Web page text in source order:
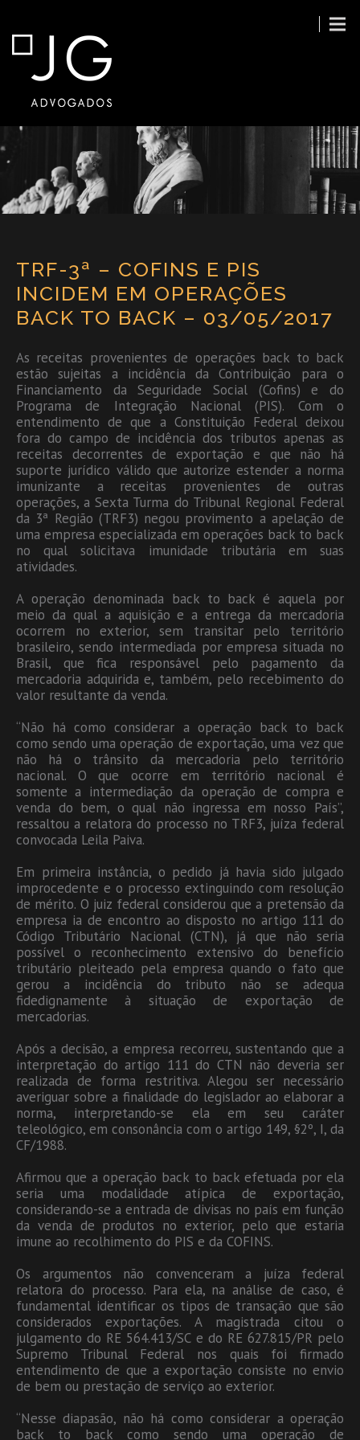
TRF-3ª – COFINS E PIS
INCIDEM EM OPERAÇÕES
BACK TO BACK – 03/05/2017
As receitas provenientes de operações back to back
estão sujeitas a incidência da Contribuição para o
Financiamento da Seguridade Social (Cofins) e do
Programa de Integração Nacional (PIS). Com o
entendimento de que a Constituição Federal deixou
fora do campo de incidência dos tributos apenas as
receitas decorrentes de exportação e que não há
suporte jurídico válido que autorize estender a norma
imunizante a receitas provenientes de outras
operações, a Sexta Turma do Tribunal Regional Federal
da 3ª Região (TRF3) negou provimento a apelação de
uma empresa especializada em operações back to back
no qual solicitava imunidade tributária em suas
atividades.
A operação denominada back to back é aquela por
meio da qual a aquisição e a entrega da mercadoria
ocorrem no exterior, sem transitar pelo território
brasileiro, sendo intermediada por empresa situada no
Brasil, que fica responsável pelo pagamento da
mercadoria adquirida e, também, pelo recebimento do
valor resultante da venda.
“Não há como considerar a operação back to back
como sendo uma operação de exportação, uma vez que
não há o trânsito da mercadoria pelo território
nacional. O que ocorre em território nacional é
somente a intermediação da operação de compra e
venda do bem, o qual não ingressa em nosso País”,
ressaltou a relatora do processo no TRF3, juíza federal
convocada Leila Paiva.
Em primeira instância, o pedido já havia sido julgado
improcedente e o processo extinguindo com resolução
de mérito. O juiz federal considerou que a pretensão da
empresa ia de encontro ao disposto no artigo 111 do
Código Tributário Nacional (CTN), já que não seria
possível o reconhecimento extensivo do benefício
tributário pleiteado pela empresa quando o fato que
gerou a incidência do tributo não se adequa
fidedignamente à situação de exportação de
mercadorias.
Após a decisão, a empresa recorreu, sustentando que a
interpretação do artigo 111 do CTN não deveria ser
realizada de forma restritiva. Alegou ser necessário
averiguar sobre a finalidade do legislador ao elaborar a
norma, interpretando-se ela em seu caráter
teleológico, em consonância com o artigo 149, §2º, I, da
CF/1988.
Afirmou que a operação back to back efetuada por ela
seria uma modalidade atípica de exportação,
considerando-se a entrada de divisas no país em função
da venda de produtos no exterior, pelo que estaria
imune ao recolhimento do PIS e da COFINS.
Os argumentos não convenceram a juíza federal
relatora do processo. Para ela, na análise de caso, é
fundamental identificar os tipos de transação que são
considerados exportações. A magistrada citou o
julgamento do RE 564.413/SC e do RE 627.815/PR pelo
Supremo Tribunal Federal nos quais foi firmado
entendimento de que a exportação consiste no envio
de bem ou prestação de serviço ao exterior.
“Nesse diapasão, não há como considerar a operação
back to back como sendo uma operação de